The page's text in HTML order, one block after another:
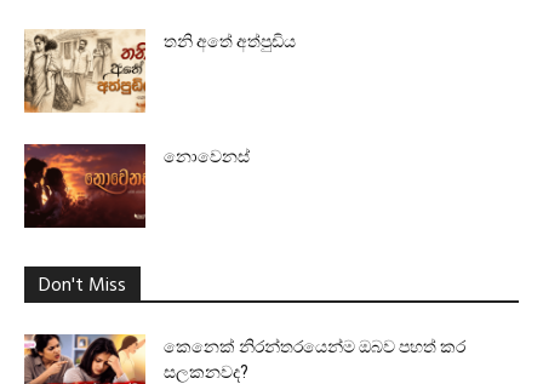
තනි අතේ අත්පුඩිය
නොවෙනස්
Don't Miss
කෙනෙක් නිරන්තරයෙන්ම ඔබව පහත් කර
සලකනවද?